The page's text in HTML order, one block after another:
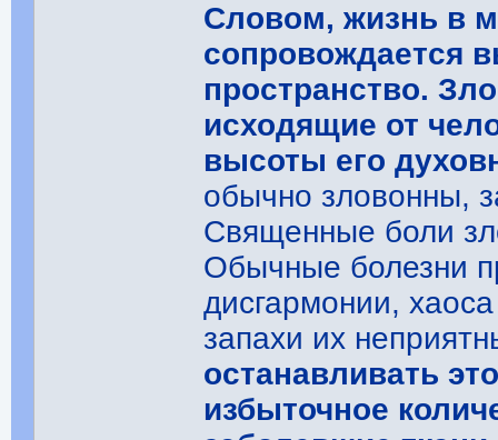
Словом, жизнь в
сопровождается
пространство.
исходящие от
высоты его
обычно зловонны,
Священные боли
Обычные болезни
дисгармонии,
запахи их
останавливать
избыточное